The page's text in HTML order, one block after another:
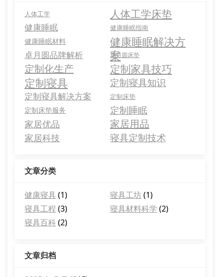
人体工学 人体工学床垫
健康睡眠 健康睡眠指南
健康睡眠材料
健康睡眠解决方
案
卓月圆品牌解析 卓月圆床垫
定制化生产 定制家具技巧
定制寝具 定制寝具知识
定制寝具解决方案 定制床垫
定制床垫服务 定制睡眠
家居优品 家居用品
家居科技 寝具定制技术
文章分类
健康寝具(1) 寝具工坊(1)
寝具工程 (3) 寝具材料科学 (2)
寝具百科(2)
文章归档